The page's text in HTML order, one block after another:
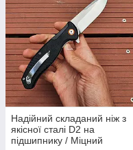
Надійний складаний ніж з
якісної сталі D2 на
підшипнику / Міцний